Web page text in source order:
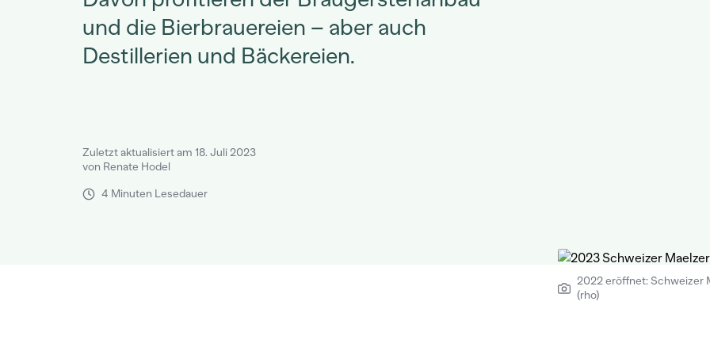
und die Bierbrauereien – aber auch
Destillerien und Bäckereien.
Zuletzt aktualisiert am 18. Juli 2023
von Renate Hodel
4 Minuten Lesedauer
2022 eröffnet: Schweizer
(rho)